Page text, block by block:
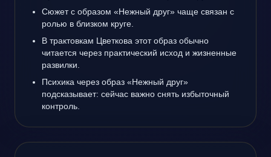
Сюжет с образом «Нежный друг» чаще связан с
ролью в близком круге.
В трактовкам Цветкова этот образ обычно
читается через практический исход и жизненные
развилки.
Психика через образ «Нежный друг»
подсказывает: сейчас важно снять избыточный
контроль.